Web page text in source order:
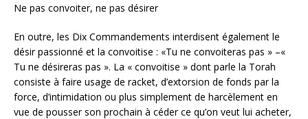
Ne pas convoiter, ne pas désirer
En outre, les Dix Commandements interdisent également le
désir passionné et la convoitise : «Tu ne convoiteras pas » –«
Tu ne désireras pas ». La « convoitise » dont parle la Torah
consiste à faire usage de racket, d’extorsion de fonds par la
force, d’intimidation ou plus simplement de harcèlement en
vue de pousser son prochain à céder ce qu’on veut lui acheter,